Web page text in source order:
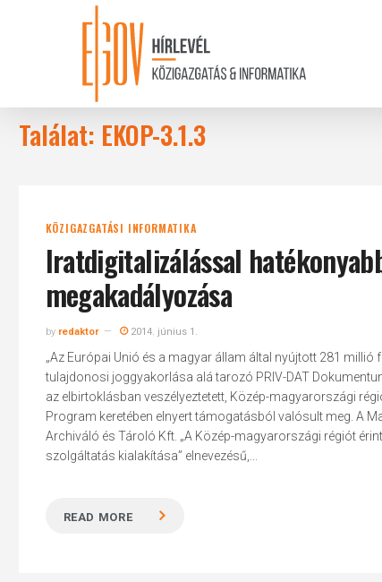
Hit enter to search or ESC to close
Találat: EKOP-3.1.3
KÖZIGAZGATÁSI INFORMATIKA
Iratdigitalizálással
megakadályozása
by redaktor 2014. június 1.
„Az Európai Unió és a magyar állam által nyújtott 281
tulajdonosi joggyakorlása alá tarozó PRIV-DAT
az elbirtoklásban veszélyeztetett, Közép-magyarországi
Program keretében elnyert támogatásból valósult meg. A
Archiváló és Tároló Kft. „A Közép-magyarországi régiót
szolgáltatás kialakítása” elnevezésű,...
READ MORE